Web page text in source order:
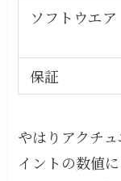
ソフトウエア
保証
やはりアクチ
イントの数値